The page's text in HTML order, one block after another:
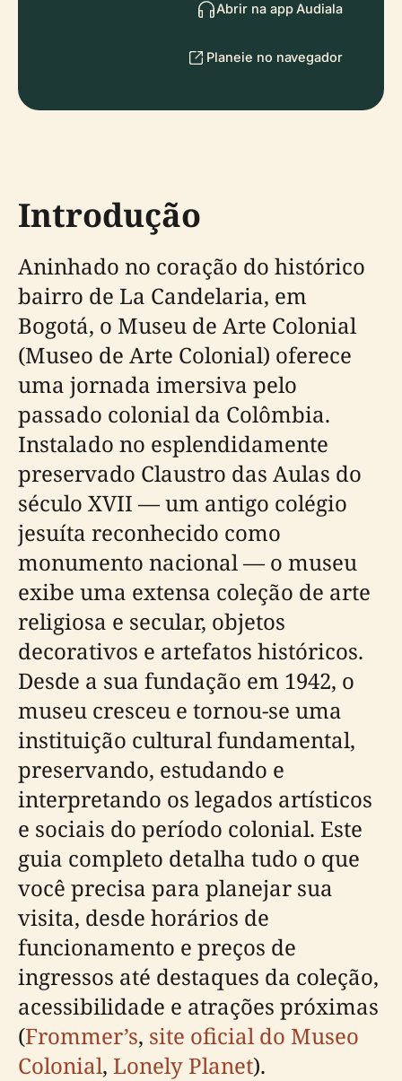
Abrir na app Audiala
Planeie no navegador
Introdução
Aninhado no coração do histórico
bairro de La Candelaria, em
Bogotá, o Museu de Arte Colonial
(Museo de Arte Colonial) oferece
uma jornada imersiva pelo
passado colonial da Colômbia.
Instalado no esplendidamente
preservado Claustro das Aulas do
século XVII — um antigo colégio
jesuíta reconhecido como
monumento nacional — o museu
exibe uma extensa coleção de arte
religiosa e secular, objetos
decorativos e artefatos históricos.
Desde a sua fundação em 1942, o
museu cresceu e tornou-se uma
instituição cultural fundamental,
preservando, estudando e
interpretando os legados artísticos
e sociais do período colonial. Este
guia completo detalha tudo o que
você precisa para planejar sua
visita, desde horários de
funcionamento e preços de
ingressos até destaques da coleção,
acessibilidade e atrações próximas
(Frommer’s, site oficial do Museo
Colonial, Lonely Planet).